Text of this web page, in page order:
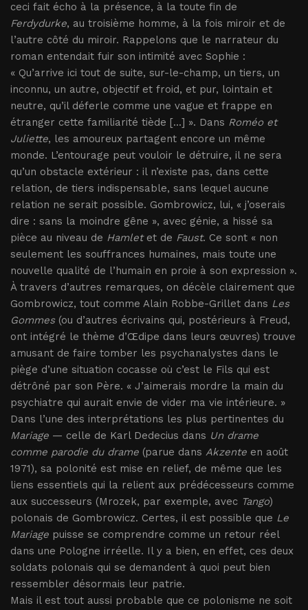
ceci fait écho à la présence, à la toute fin de
Ferdydurke, au troisième homme, à la fois miroir et de
l’autre côté du miroir. Rappelons que le narrateur du
roman entendait fuir son intimité avec Sophie :
« Qu’arrive ici tout de suite, sur-le-champ, un tiers, un
inconnu, un autre, objectif et froid, et pur, lointain et
neutre, qu’il déferle comme une vague et frappe en
étranger cette familiarité tiède [...] ». Dans Roméo et
Juliette, les amoureux partagent encore un même
monde. L’entourage peut vouloir le détruire, il ne sera
qu’un obstacle extérieur : il n’existe pas, dans cette
relation, de tiers indispensable, sans lequel aucune
relation ne serait possible. Gombrowicz, lui, « j’oserais
dire : sans la moindre gêne », avec génie, a hissé sa
pièce au niveau de Hamletet de Faust. Ce sont « non
seulement les souffrances humaines, mais toute une
nouvelle qualité de l’humain en proie à son expression ».
À travers d’autres remarques, on décèle clairement que
Gombrowicz, tout comme Alain Robbe-Grillet dans Les
Gommes(ou d’autres écrivains qui, postérieurs à Freud,
ont intégré le thème d’Œdipe dans leurs œuvres) trouve
amusant de faire tomber les psychanalystes dans le
piège d’une situation cocasse où c’est le Fils qui est
détrôné par son Père. « J’aimerais mordre la main du
psychiatre qui aurait envie de vider ma vie intérieure. »
Dans l’une des interprétations les plus pertinentes du
Mariage — celle de Karl Dedecius dans Un drame
comme parodie du drame (parue dans Akzente en août
1971), sa polonité est mise en relief, de même que les
liens essentiels qui la relient aux prédécesseurs comme
aux successeurs (Mrozek, par exemple, avec Tango)
polonais de Gombrowicz. Certes, il est possible que Le
Mariage puisse se comprendre comme un retour réel
dans une Pologne irréelle. Il y a bien, en effet, ces deux
soldats polonais qui se demandent à quoi peut bien
ressembler désormais leur patrie.
Mais il est tout aussi probable que ce polonisme ne soit